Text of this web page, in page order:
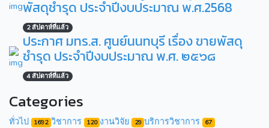
พัสดุชำรุด ประจำปีงบประมาณ พ.ศ.2568
2 สัปดาห์ที่แล้ว
ประกาศ มทร.ส. ศูนย์นนทบุรี เรื่อง ขายพัสดุ
ชำรุด ประจำปีงบประมาณ พ.ศ. ๒๕๖๘
4 สัปดาห์ที่แล้ว
Categories
ทั่วไป 1692 วิชาการ 120 งานวิจัย 29 บริการวิชาการ 67